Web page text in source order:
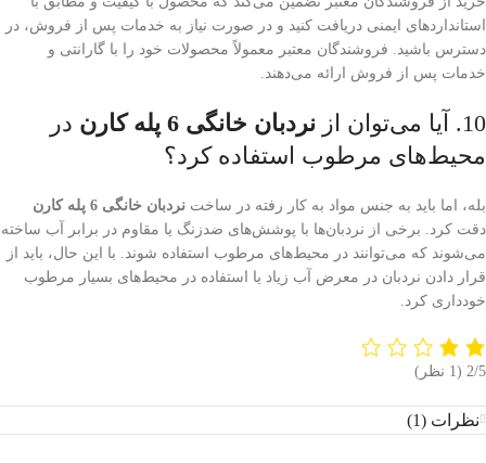
استانداردهای ایمنی دریافت کنید و در صورت نیاز به خدمات پس از فروش، در
دسترس باشید. فروشندگان معتبر معمولاً محصولات خود را با گارانتی و
خدمات پس از فروش ارائه می‌دهند.
10. آیا می‌توان از نردبان خانگی 6 پله کارن
در
محیط‌های مرطوب استفاده کرد؟
بله، اما باید به جنس مواد به کار رفته در ساخت نردبان خانگی 6 پله کارن
دقت کرد. برخی از نردبان‌ها با پوشش‌های ضدزنگ یا مقاوم در برابر آب ساخته
می‌شوند که می‌توانند در محیط‌های مرطوب استفاده شوند. با این حال، باید از
قرار دادن نردبان در معرض آب زیاد یا استفاده در محیط‌های بسیار مرطوب
خودداری کرد.
‫2/5 ‫(1 نظر)
نظرات (1)